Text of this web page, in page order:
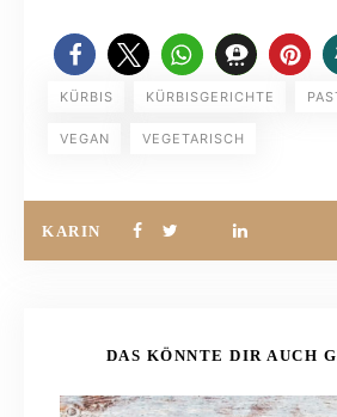
KÜRBIS KÜRBISGERICHTE
VEGAN VEGETARISCH
KARIN
DAS KÖNNTE DIR AUCH